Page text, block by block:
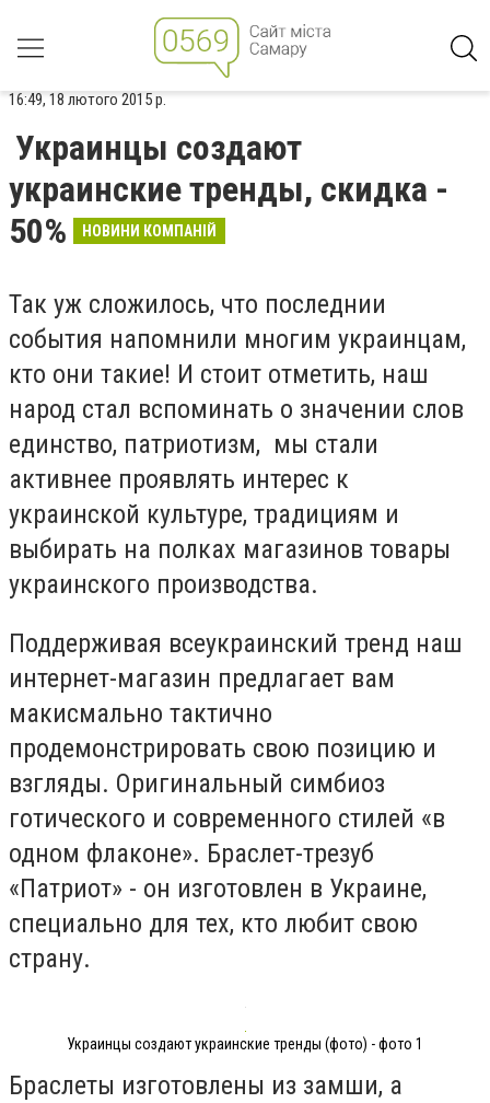
16:49, 18 лютого 2015 р.
Украинцы создают
украинские тренды, скидка -
50%
НОВИНИ КОМПАНІЙ
Так уж сложилось, что последнии
события напомнили многим украинцам,
кто они такие! И стоит отметить, наш
народ стал вспоминать о значении слов
единство, патриотизм, мы стали
активнее проявлять интерес к
украинской культуре, традициям и
выбирать на полках магазинов товары
украинского производства.
Поддерживая всеукраинский тренд наш
интернет-магазин предлагает вам
макисмально тактично
продемонстрировать свою позицию и
взгляды. Оригинальный симбиоз
готического и современного стилей «в
одном флаконе». Браслет-трезуб
«Патриот» - он изготовлен в Украине,
специально для тех, кто любит свою
страну.
Украинцы создают украинские тренды (фото) - фото 1
Браслеты изготовлены из замши, а